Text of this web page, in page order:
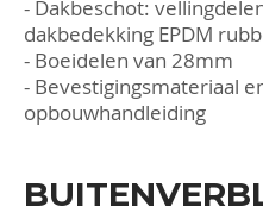
- Dakbeschot:
dakbedekking EPDM
- Boeidelen van 28mm
- Bevestigingsmateriaal
opbouwhandleiding